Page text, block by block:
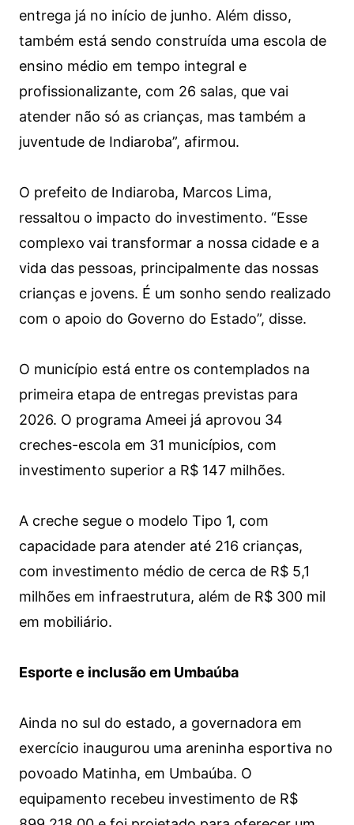
entrega já no início de junho. Além disso,
também está sendo construída uma escola de
ensino médio em tempo integral e
profissionalizante, com 26 salas, que vai
atender não só as crianças, mas também a
juventude de Indiaroba”, afirmou.
O prefeito de Indiaroba, Marcos Lima,
ressaltou o impacto do investimento. “Esse
complexo vai transformar a nossa cidade e a
vida das pessoas, principalmente das nossas
crianças e jovens. É um sonho sendo realizado
com o apoio do Governo do Estado”, disse.
O município está entre os contemplados na
primeira etapa de entregas previstas para
2026. O programa Ameei já aprovou 34
creches-escola em 31 municípios, com
investimento superior a R$ 147 milhões.
A creche segue o modelo Tipo 1, com
capacidade para atender até 216 crianças,
com investimento médio de cerca de R$ 5,1
milhões em infraestrutura, além de R$ 300 mil
em mobiliário.
Esporte e inclusão em Umbaúba
Ainda no sul do estado, a governadora em
exercício inaugurou uma areninha esportiva no
povoado Matinha, em Umbaúba. O
equipamento recebeu investimento de R$